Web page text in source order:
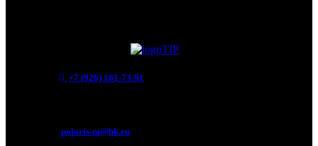
+7 (926) 101-73-91
polaris-m@bk.ru